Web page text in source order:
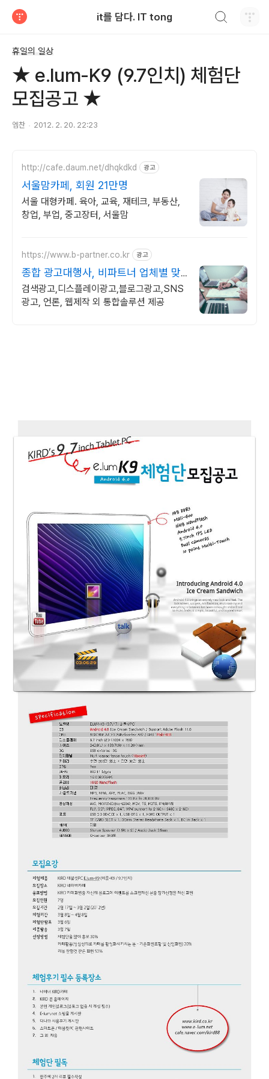
it를 담다. IT tong
휴일의 일상
★ e.lum-K9 (9.7인치) 체험단
모집공고 ★
엠찬 2012. 2. 20. 22:23
http://cafe.daum.net/dhqkdkd 광고
서울맘카페, 회원 21만명
서울 대형카페. 육아, 교육, 재테크, 부동산,
창업, 부업, 중고장터, 서울맘
https://www.b-partner.co.kr 광고
종합 광고대행사, 비파트너 업체별 맞
춤컨설팅 제공
검색광고,디스플레이광고,블로그광고,SNS
광고, 언론, 웹제작 외 통합솔루션 제공